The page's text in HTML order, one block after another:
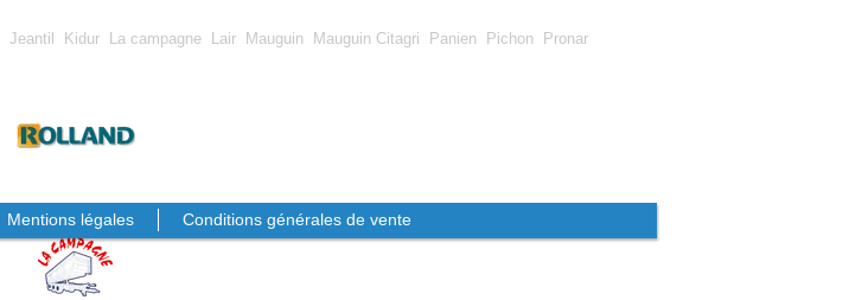
Jeantil Kidur La campagne Lair Mauguin Mauguin Citagri Panien Pichon
Pronar
Mentions légales Conditions générales de vente